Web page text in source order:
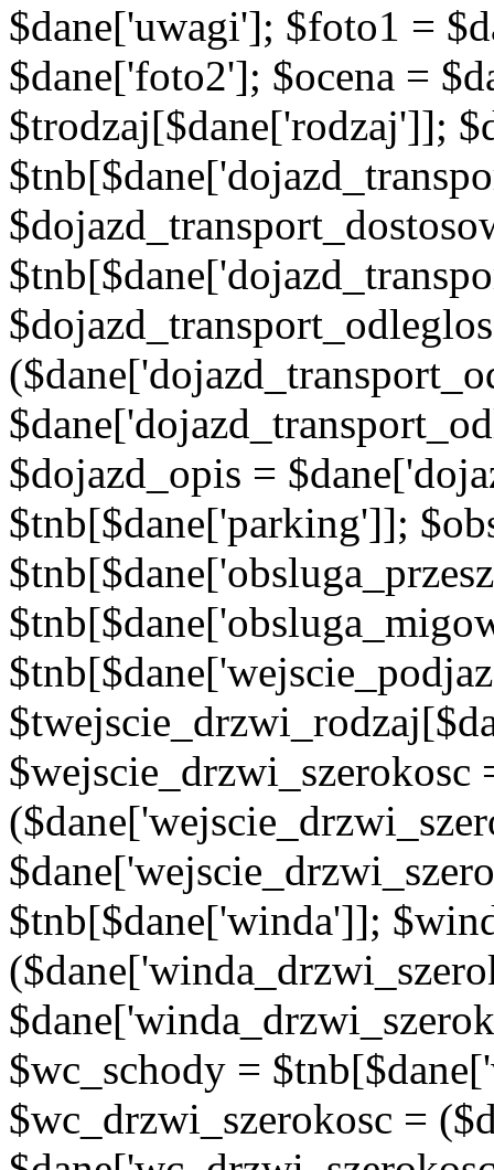
$dane['uwagi']; $foto1 =
$dane['foto2']; $ocena =
$trodzaj[$dane['rodzaj']];
$dojazd_opis =
$tnb[$dane['parking']];
$wejscie_drzwi_szerokosc
$tnb[$dane['winda']];
$wc_schody =
$wc_drzwi_szerokosc =